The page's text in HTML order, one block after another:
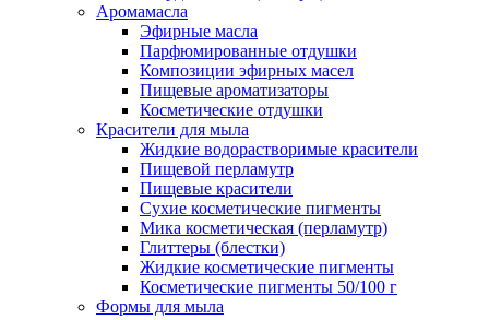
Аромамасла
Эфирные масла
Парфюмированные отдушки
Композиции эфирных масел
Пищевые ароматизаторы
Косметические отдушки
Красители для мыла
Жидкие водорастворимые красители
Пищевой перламутр
Пищевые красители
Сухие косметические пигменты
Мика косметическая (перламутр)
Глиттеры (блестки)
Жидкие косметические пигменты
Косметические пигменты 50/100 г
Формы для мыла